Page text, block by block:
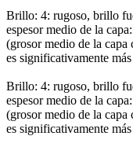
Brillo: 4: rugoso, brillo
espesor medio de la
(grosor medio de la capa
es significativamente
Brillo: 4: rugoso, brillo
espesor medio de la
(grosor medio de la capa
es significativamente